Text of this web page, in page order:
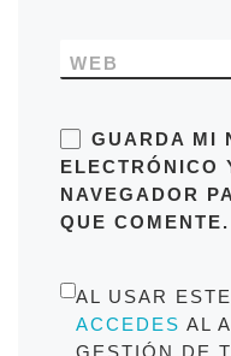
WEB
GUARDA MI
ELECTRÓNICO
NAVEGADOR
QUE COMENTE.
AL USAR
ACCEDES AL